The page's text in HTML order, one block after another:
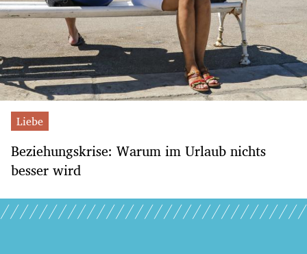
Liebe
Beziehungskrise: Warum im Urlaub nichts
besser wird